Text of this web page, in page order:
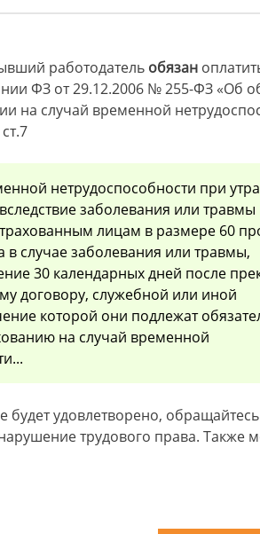
работодатель обязан
ФЗ от 29.12.2006 № 255-ФЗ «Об
на случай временной
нетрудоспособности при
заболевания или травмы
лицам в размере 60
в случае заболевания или травмы,
30 календарных дней после
договору, служебной или иной
которой они подлежат
на случай временной
будет удовлетворено,
трудового права. Также